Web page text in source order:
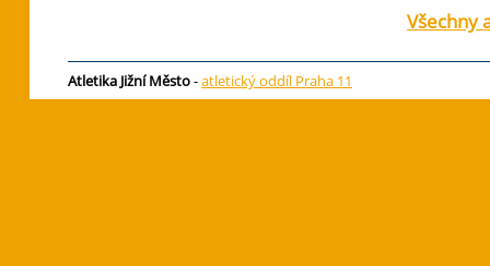
Všechny
Atletika Jižní Město-atletický oddíl Praha 11